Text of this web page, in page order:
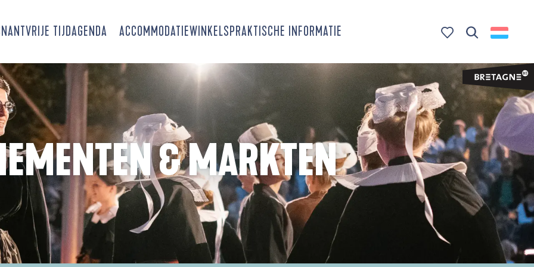
VRIJE TIJDAGENDA ACCOMMODATIEWINKELSPRAKTISCHE INFORMATIE
& MARKTEN